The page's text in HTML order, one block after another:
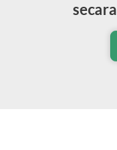
secara